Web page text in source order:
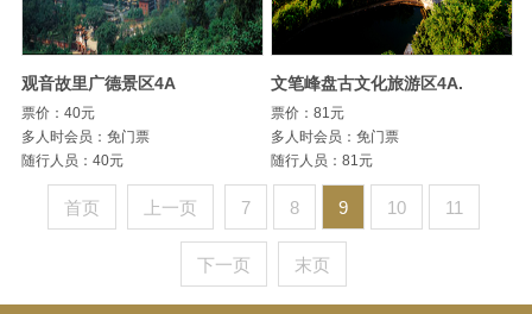
观音故里广德景区4A
票价：40元
多人时会员：免门票
随行人员：40元
文笔峰盘古文化旅游区4A.
票价：81元
多人时会员：免门票
随行人员：81元
首页 上一页 7 8 9 10 11
下一页 末页